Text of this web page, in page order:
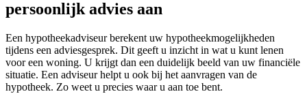
persoonlijk advies aan
Een hypotheekadviseur berekent uw hypotheekmogelijkheden
tijdens een adviesgesprek. Dit geeft u inzicht in wat u kunt lenen
voor een woning. U krijgt dan een duidelijk beeld van uw financiële
situatie. Een adviseur helpt u ook bij het aanvragen van de
hypotheek. Zo weet u precies waar u aan toe bent.